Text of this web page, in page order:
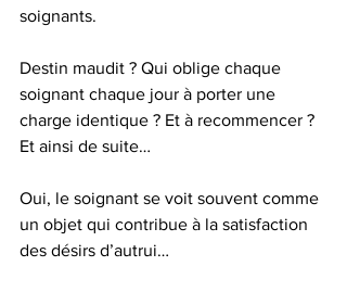
soignants.
Destin maudit ? Qui oblige chaque
soignant chaque jour à porter une
charge identique ? Et à recommencer ?
Et ainsi de suite…
Oui, le soignant se voit souvent comme
un objet qui contribue à la satisfaction
des désirs d’autrui…